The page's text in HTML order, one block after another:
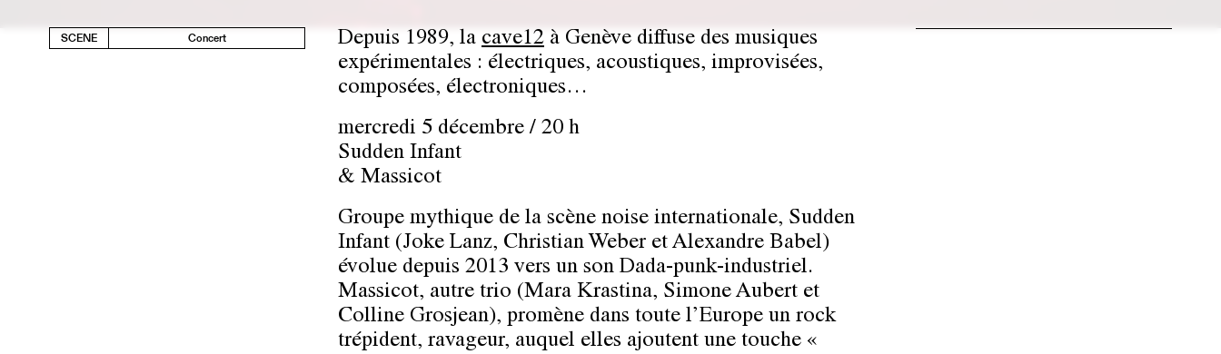
SCENE Concert Depuis 1989, la cave12 à Genève diffuse des musiques
expérimentales : électriques, acoustiques, improvisées,
composées, électroniques…
mercredi 5 décembre / 20 h
Sudden Infant
& Massicot
Groupe mythique de la scène noise internationale, Sudden
Infant (Joke Lanz, Christian Weber et Alexandre Babel)
évolue depuis 2013 vers un son Dada-punk-industriel.
Massicot, autre trio (Mara Krastina, Simone Aubert et
Colline Grosjean), promène dans toute l’Europe un rock
trépident, ravageur, auquel elles ajoutent une touche «